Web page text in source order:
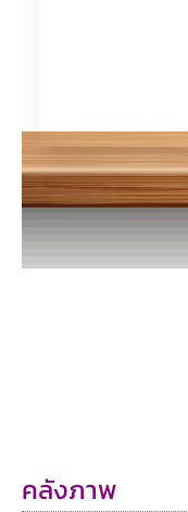
คลังภาพ